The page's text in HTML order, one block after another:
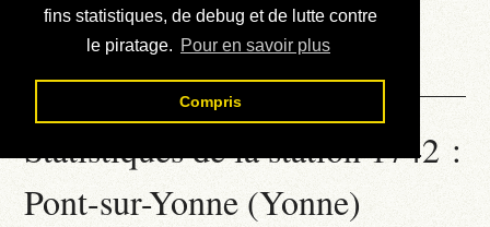
fins statistiques, de debug et de lutte contre
le piratage. Pour en savoir plus
Compris
Téléchargement
Contact
Statistiques de la station 1742 :
Pont-sur-Yonne (Yonne)